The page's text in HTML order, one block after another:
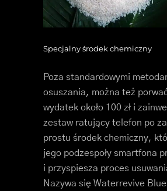
Specjalny środek chemiczny
Poza standardowymi
osuszania, można też
wydatek około 100 zł i
zestaw ratujący telefon po
prostu środek chemiczny,
jego podzespoły smartfona
i przyspiesza proces
Nazywa się Waterrevive